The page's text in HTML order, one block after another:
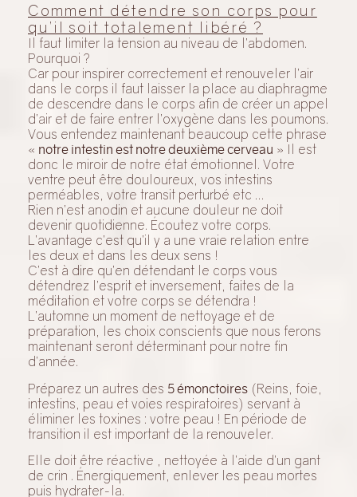
Comment détendre son corps pour
qu’il soit totalement libéré ?
Il faut limiter la tension au niveau de l’abdomen.
Pourquoi ?
Car pour inspirer correctement et renouveler l’air
dans le corps il faut laisser la place au diaphragme
de descendre dans le corps afin de créer un appel
d’air et de faire entrer l’oxygène dans les poumons.
Vous entendez maintenant beaucoup cette phrase
« notre intestin est notre deuxième cerveau » Il est
donc le miroir de notre état émotionnel. Votre
ventre peut être douloureux, vos intestins
perméables, votre transit perturbé etc …
Rien n’est anodin et aucune douleur ne doit
devenir quotidienne. Écoutez votre corps.
L’avantage c’est qu’il y a une vraie relation entre
les deux et dans les deux sens !
C’est à dire qu’en détendant le corps vous
détendrez l’esprit et inversement, faites de la
méditation et votre corps se détendra !
L’automne un moment de nettoyage et de
préparation, les choix conscients que nous ferons
maintenant seront déterminant pour notre fin
d’année.
Préparez un autres des 5 émonctoires (Reins, foie,
intestins, peau et voies respiratoires) servant à
éliminer les toxines : votre peau ! En période de
transition il est important de la renouveler.
Elle doit être réactive , nettoyée à l’aide d’un gant
de crin . Énergiquement, enlever les peau mortes
puis hydrater-la.